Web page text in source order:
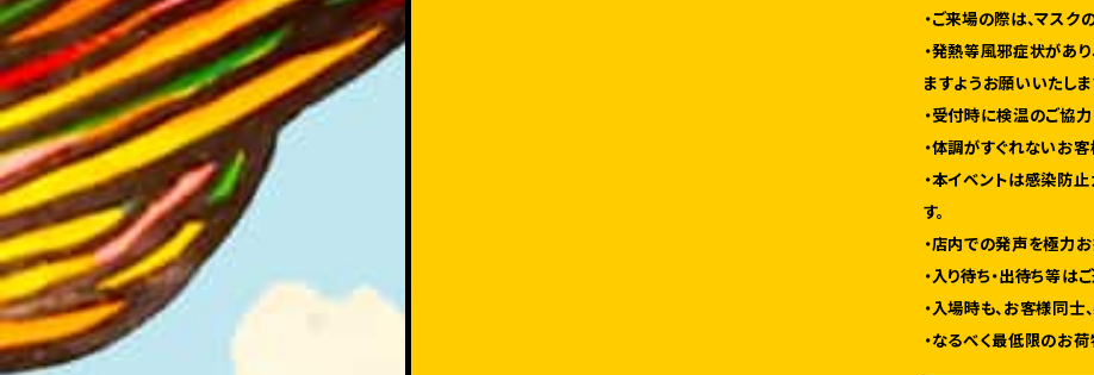
・ご来場の際は、マスク
・発熱等風邪症状があ
ますようお願いいたしま
・受付時に検温のご協
・体調がすぐれないお客
・本イベントは感染防
す。
・店内での発声を極力お
・入り待ち・出待ち等は
・入場時も、お客様同士
・なるべく最低限のお